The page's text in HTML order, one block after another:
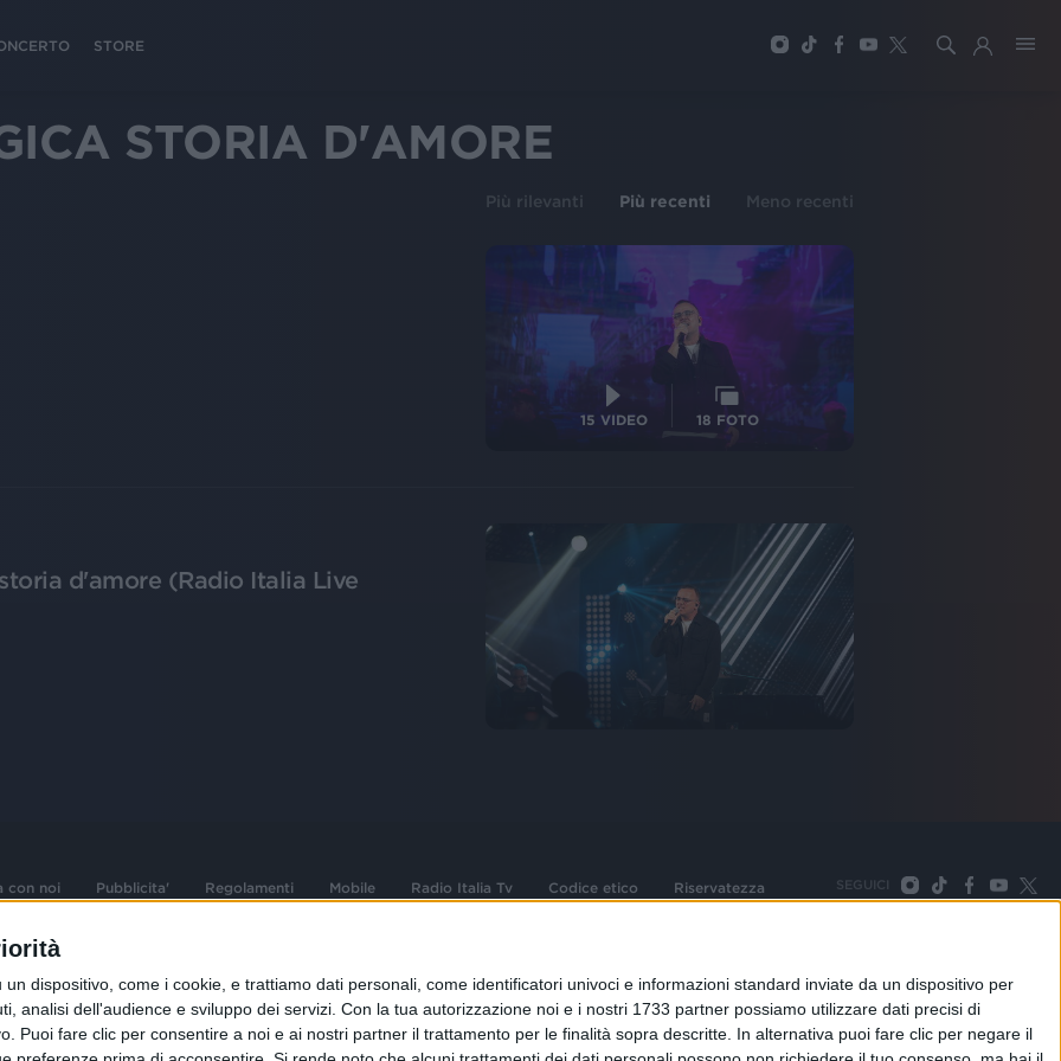
dispositivo, come i cookie, e trattiamo dati personali, come identificatori univoci e informazioni standard inviate da un dispositivo per
analisi dell'audience e sviluppo dei servizi. Con la tua autorizzazione noi e i nostri 1733 partner possiamo utilizzare dati precisi di
Puoi fare clic per consentire a noi e ai nostri partner il trattamento per le finalità sopra descritte. In alternativa puoi fare clic per negare il
STORE
STORIA D'AMORE
Più rilevanti Più recenti Meno recenti
15 VIDEO 18 FOTO
d'amore (Radio Italia Live
con noi Pubblicita' Regolamenti Mobile Radio Italia Tv Codice etico Riservatezza SEGUICI
dell'ingegno
d'autore e dei diritti
e n° iscrizione
Sede Amministrativa: Viale Europa 49, 20093 Cologno Monzese (Mi) |Tel. +39 02 254441 | Fax +39
02 25444220
Sede Legale: Via Savona 97, 20144 Milano
TORNA SU